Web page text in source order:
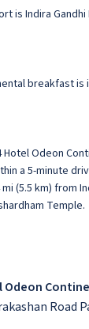
is Indira Gandhi
breakfast is
Hotel Odeon
a 5-minute
(5.5 km) from
Temple.
Odeon
Road